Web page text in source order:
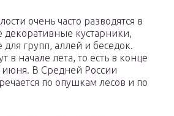
очень часто разводятся в
декоративные кустарники,
групп, аллей и беседок.
в начале лета, то есть в конце
В Средней России
по опушкам лесов и по